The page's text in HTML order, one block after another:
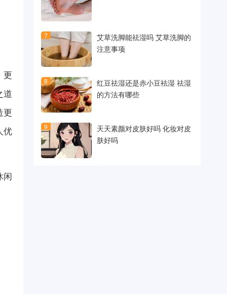
更
道
更
优
闲
7
艾草洗脚能祛湿吗 艾草洗脚的
注意事项
8
红豆祛湿还是赤小豆袪湿 祛湿
的方法有哪些
9
天天素颜对皮肤好吗 化妆对皮
肤好吗